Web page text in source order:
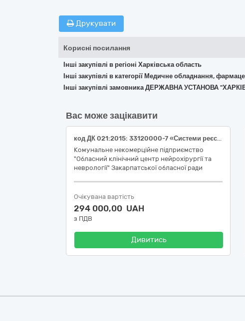
Друкувати
Корисні посилання
Інші закупівлі в регіоні Харківська область
Інші закупівлі в категорії Медичне обладнання,
Інші закупівлі замовника ДЕРЖАВНА УСТАНОВА
Вас може зацікавити
код ДК 021:2015: 33120000-7 «Системи реєстрації медичної інформації та дослідне обладнання» (3 лоти) (Лот 1 «Витратні матеріали для монітора Mindray uMEC12», Лот 2 «Витратні матеріали для монітора Axcent СETUS х12», Лот 3: Датчик інвазивного артеріального тиску (ІВР) – 80 штук) (код НК 031:2024: C900301 «ДАТЧИКИ ПУЛЬСОКСИМЕТРА», Z12039080 «РІЗНІ ІНСТРУМЕНТИ ДЛЯ ПІДТРИМКИ І МОНІТОРИНГУ ОСНОВНИХ ПОКАЗНИКІВ ЖИТТЄДІЯЛЬНОСТІ – АПАРАТНІ АКСЕСУАРИ», Z120302 «ІНСТРУМЕНТИ ДЛЯ МОНІТОРИНГУ ОСНОВНИХ ПОКАЗНИКІВ ЖИТТЄДІЯЛЬНОСТІ», Z12030203 «ІНСТРУМЕНТИ МОНІТОРИНГУ АРТЕРІАЛЬНОГО ТИСКУ»)
Комунальне некомерційне підприємство
"Обласний клінічний центр нейрохірургії та
неврології" Закарпатської обласної ради
Очікувана вартість
294 000,00 UAH
з ПДВ
Дивитись